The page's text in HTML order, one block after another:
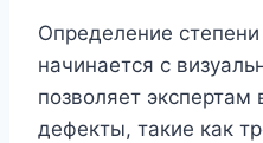
Определение
начинается с
позволяет
дефекты, такие как